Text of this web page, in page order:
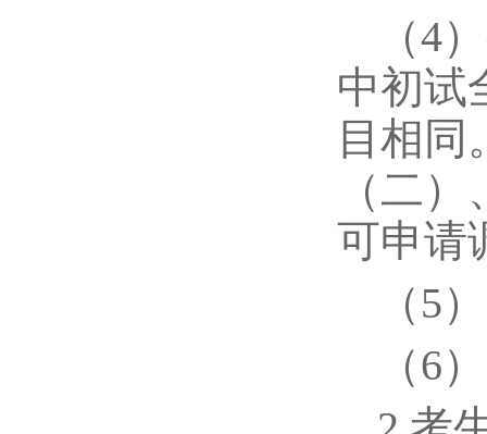
（4
中初试
目相同
（二
可申请
（5
（6